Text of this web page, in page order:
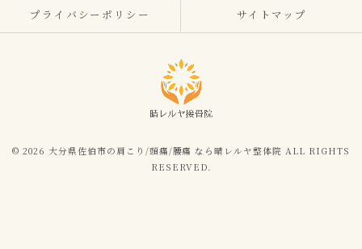
プライバシーポリシー サイトマップ
© 2026 大分県佐伯市の肩こり/頭痛/腰痛 なら晴レルヤ整体院 ALL RIGHTS
RESERVED.